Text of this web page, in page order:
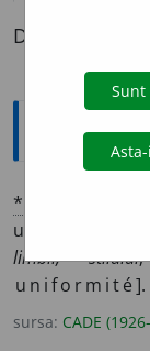
Definiția cu
*
uniform:
limbii, stilului
uniformité].
sursa: CADE